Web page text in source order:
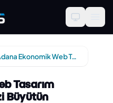
Adana Ekonomik Web Tasarım Seçenekleri ile İşinizi Büyütün
Tasarım
Büyütün